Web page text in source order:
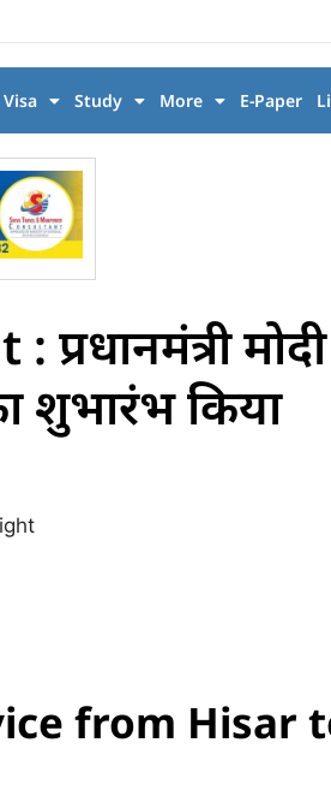
Visa Study More E-Paper
शुभारंभ किया
from Hisar